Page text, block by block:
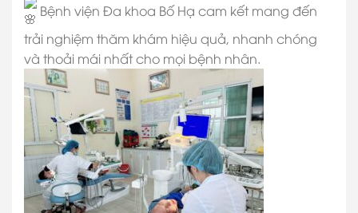
Bệnh viện Đa khoa Bố Hạ cam kết mang đến
trải nghiệm thăm khám hiệu quả, nhanh chóng
và thoải mái nhất cho mọi bệnh nhân.